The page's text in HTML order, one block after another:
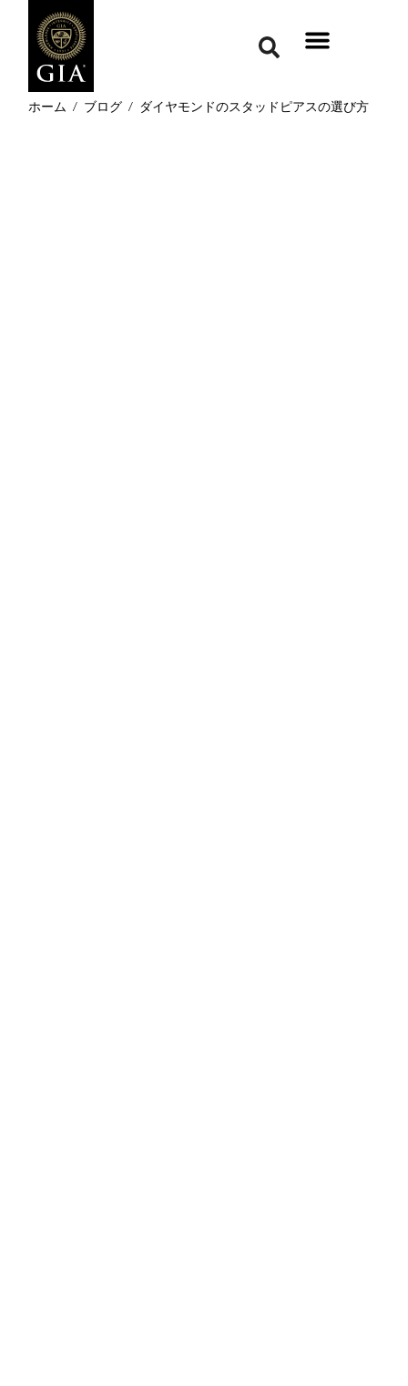
ホーム / ブログ / ダイヤモンドのスタッドピアスの選び方